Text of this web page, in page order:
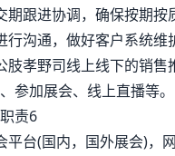
期跟进协调，确保按期按
行沟通，做好客户系统维
肢孝野司线上线下的销售
参加展会、线上直播等。
责6
台(国内，国外展会)，网